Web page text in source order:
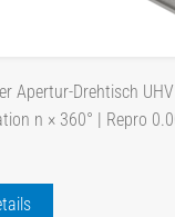
Apertur-Drehtisch
n × 360° | Repro